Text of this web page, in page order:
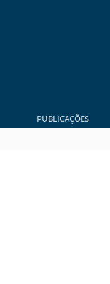
PUBLICAÇÕES